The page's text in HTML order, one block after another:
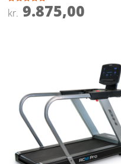
Vurderet
4.9
kr. 9.875,00